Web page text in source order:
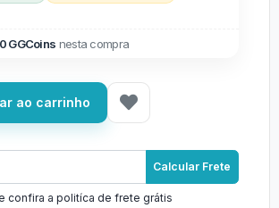
GGCoins nesta compra
ao carrinho
Calcular Frete
confira a politíca de frete grátis